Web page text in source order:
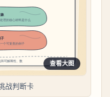
查看大图
战判断卡